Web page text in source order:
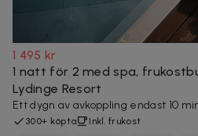
1 495 kr
1 natt för 2 med spa,
Lydinge Resort
Ett dygn av avkoppling endast 10
300+ köpta Inkl. frukost